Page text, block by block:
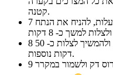
קטנה.
7
8
דקות נוספות.
9